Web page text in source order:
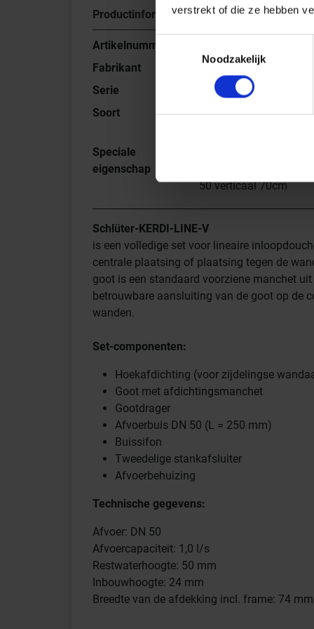
verstrekt of die ze hebben
Toestemmingsselectie
Noodzakelijk
Productinformatie
Artikelnummer
Fabrikant
Schlüter Systems
Serie
KERDI-LINE-V
Soort
Set roestvaststalen
Speciale
eigenschap
50 verticaal 70cm
Schlüter-KERDI-LINE-V
is een volledige set voor lineaire
centrale plaatsing of plaatsing tegen de
goot is een standaard voorziene manchet
betrouwbare aansluiting van de goot op de
wanden.
Set-componenten:
Hoekafdichting (voor zijdelingse
Goot met afdichtingsmanchet
Gootdrager
Afvoerbuis DN 50 (L = 250 mm)
Buissifon
Tweedelige stankafsluiter
Afvoerbehuizing
Technische gegevens:
Afvoer: DN 50
Afvoercapaciteit: 1,0 l/s
Restwaterhoogte: 50 mm
Inbouwhoogte: 24 mm
Breedte van de afdekking incl. frame: 74 mm